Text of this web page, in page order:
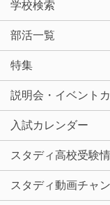
学校検索
部活一覧
特集
説明会・イベント
入試カレンダー
スタディ高校受験
スタディ動画チャ